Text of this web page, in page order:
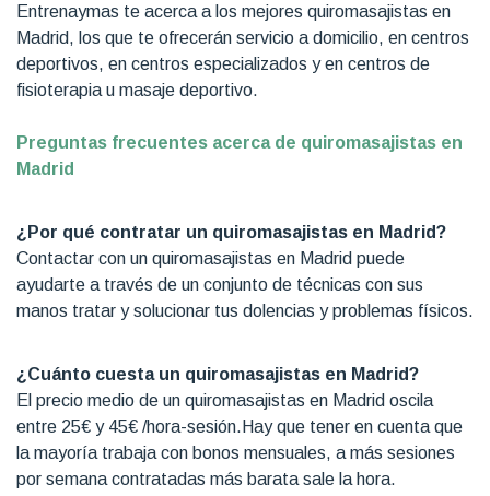
Entrenaymas te acerca a los mejores quiromasajistas en
Madrid, los que te ofrecerán servicio a domicilio, en centros
deportivos, en centros especializados y en centros de
fisioterapia u masaje deportivo.
Preguntas frecuentes acerca de quiromasajistas en
Madrid
¿Por qué contratar un quiromasajistas en Madrid?
Contactar con un quiromasajistas en Madrid puede
ayudarte a través de un conjunto de técnicas con sus
manos tratar y solucionar tus dolencias y problemas físicos.
¿Cuánto cuesta un quiromasajistas en Madrid?
El precio medio de un quiromasajistas en Madrid oscila
entre 25€ y 45€ /hora-sesión.Hay que tener en cuenta que
la mayoría trabaja con bonos mensuales, a más sesiones
por semana contratadas más barata sale la hora.